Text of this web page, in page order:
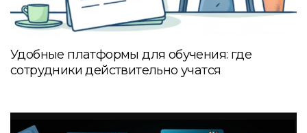
Удобные платформы для обучения: где
сотрудники действительно учатся